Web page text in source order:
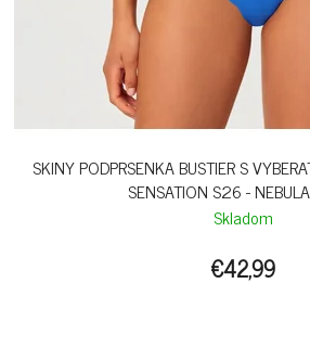
SKINY PODPRSENKA BUSTIER S
SENSATION S26 -
Skladom
€42,99